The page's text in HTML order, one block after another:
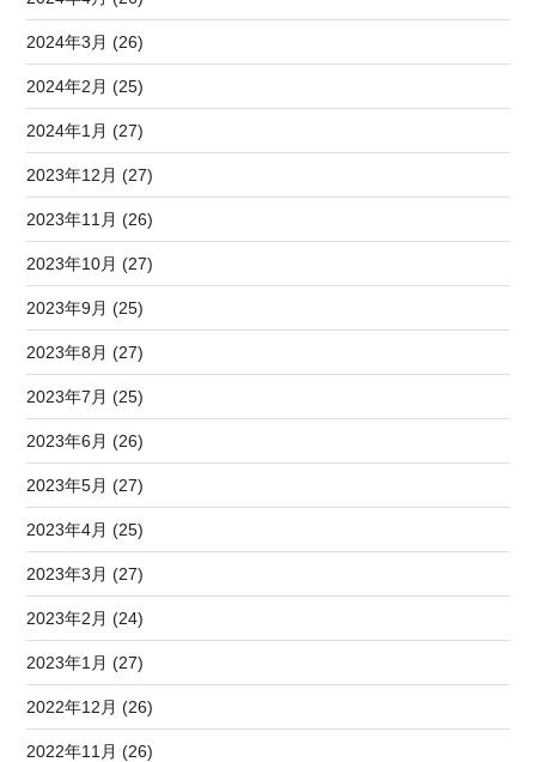
2024年3月 (26)
2024年2月 (25)
2024年1月 (27)
2023年12月 (27)
2023年11月 (26)
2023年10月 (27)
2023年9月 (25)
2023年8月 (27)
2023年7月 (25)
2023年6月 (26)
2023年5月 (27)
2023年4月 (25)
2023年3月 (27)
2023年2月 (24)
2023年1月 (27)
2022年12月 (26)
2022年11月 (26)